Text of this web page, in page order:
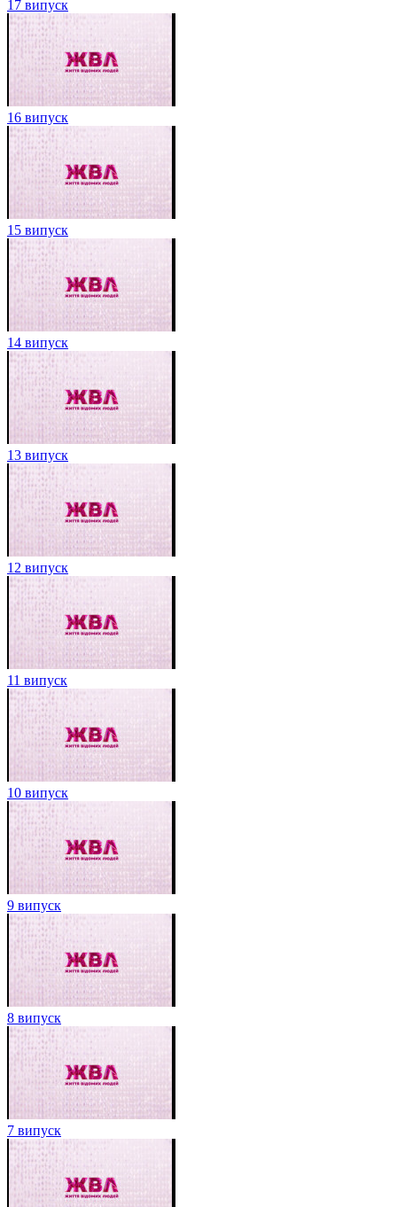
17 випуск
16 випуск
15 випуск
14 випуск
13 випуск
12 випуск
11 випуск
10 випуск
9 випуск
8 випуск
7 випуск